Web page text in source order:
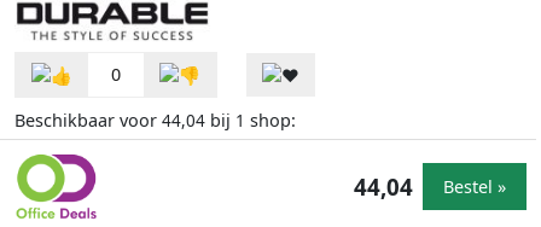
0
Beschikbaar voor 44,04 bij 1 shop:
44,04 Bestel »